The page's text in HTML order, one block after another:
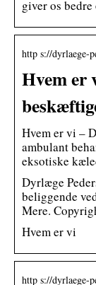
giver os
http s://dyrlaege-
Hvem er
Hvem er vi –
ambulant
eksotiske
Dyrlæge
beliggende
Mere.
Hvem er vi
http s://dyrlaege-